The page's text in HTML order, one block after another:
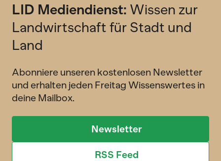
LID Mediendienst: Wissen zur
Landwirtschaft für Stadt und
Land
Abonniere unseren kostenlosen Newsletter
und erhalten jeden Freitag Wissenswertes in
deine Mailbox.
Newsletter
RSS Feed